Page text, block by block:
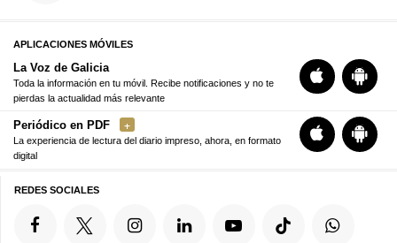
APLICACIONES MÓVILES
La Voz de Galicia
Toda la información en tu móvil. Recibe notificaciones y no te
pierdas la actualidad más relevante
Periódico en PDF
La experiencia de lectura del diario impreso, ahora, en formato
digital
REDES SOCIALES